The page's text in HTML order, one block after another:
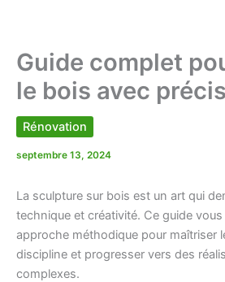
Guide complet
le bois avec
Rénovation
septembre 13, 2024
La sculpture sur bois est un art qui
technique et créativité. Ce guide
approche méthodique pour maîtriser
discipline et progresser vers des
complexes.